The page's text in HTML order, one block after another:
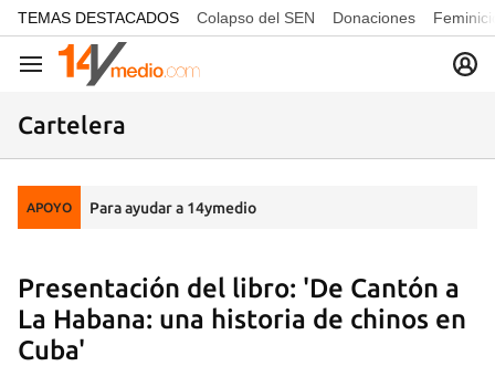
common.go-to-content
TEMAS DESTACADOS Colapso del SEN Donaciones
Navegación
Cartelera
APOYO Para ayudar a 14ymedio
Presentación del libro: 'De Cantón a
La Habana: una historia de chinos en
Cuba'